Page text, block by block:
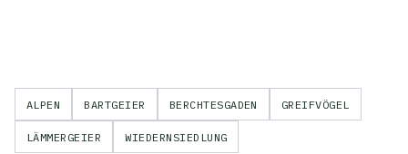
ALPEN BARTGEIER BERCHTESGADEN GREIFVÖGEL
LÄMMERGEIER WIEDERNSIEDLUNG